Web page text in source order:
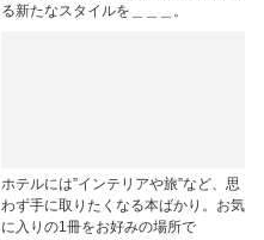
る新たなスタイルを＿＿＿。
ホテルには”インテリアや旅”など、思
わず手に取りたくなる本ばかり。お気
に入りの1冊をお好みの場所で